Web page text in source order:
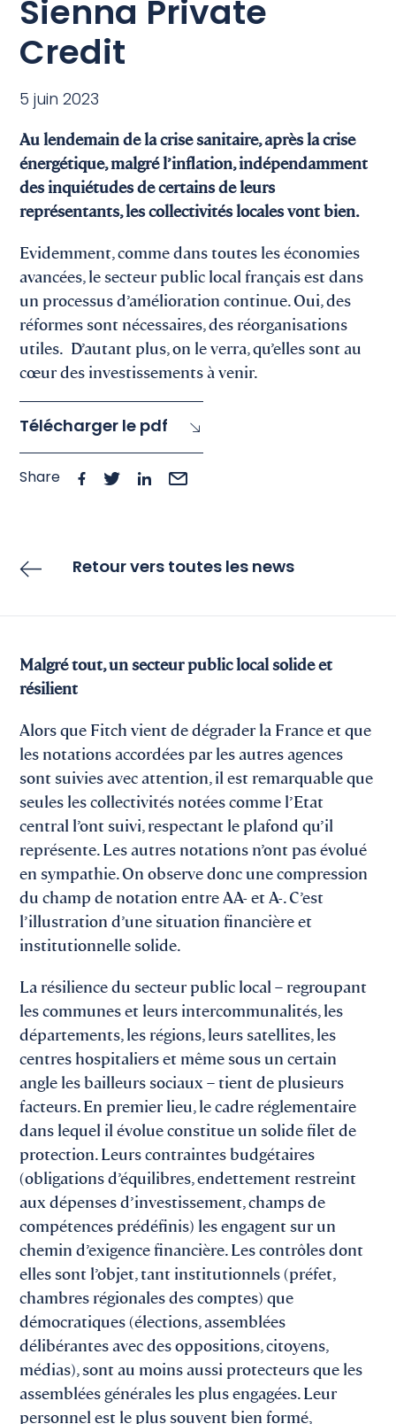
Sienna Private
Credit
5 juin 2023
Au lendemain de la crise sanitaire, après la crise
énergétique, malgré l’inflation, indépendamment
des inquiétudes de certains de leurs
représentants, les collectivités locales vont bien.
Evidemment, comme dans toutes les économies
avancées, le secteur public local français est dans
un processus d’amélioration continue. Oui, des
réformes sont nécessaires, des réorganisations
utiles. D’autant plus, on le verra, qu’elles sont au
cœur des investissements à venir.
Télécharger le pdf
Share
Retour vers toutes les news
Malgré tout, un secteur public local solide et
résilient
Alors que Fitch vient de dégrader la France et que
les notations accordées par les autres agences
sont suivies avec attention, il est remarquable que
seules les collectivités notées comme l’Etat
central l’ont suivi, respectant le plafond qu’il
représente. Les autres notations n’ont pas évolué
en sympathie. On observe donc une compression
du champ de notation entre AA- et A-. C’est
l’illustration d’une situation financière et
institutionnelle solide.
La résilience du secteur public local – regroupant
les communes et leurs intercommunalités, les
départements, les régions, leurs satellites, les
centres hospitaliers et même sous un certain
angle les bailleurs sociaux – tient de plusieurs
facteurs. En premier lieu, le cadre réglementaire
dans lequel il évolue constitue un solide filet de
protection. Leurs contraintes budgétaires
(obligations d’équilibres, endettement restreint
aux dépenses d’investissement, champs de
compétences prédéfinis) les engagent sur un
chemin d’exigence financière. Les contrôles dont
elles sont l’objet, tant institutionnels (préfet,
chambres régionales des comptes) que
démocratiques (élections, assemblées
délibérantes avec des oppositions, citoyens,
médias), sont au moins aussi protecteurs que les
assemblées générales les plus engagées. Leur
personnel est le plus souvent bien formé,